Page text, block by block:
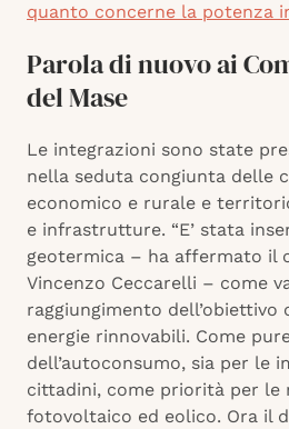
quanto concerne la potenza
Parola di nuovo ai
del Mase
Le integrazioni sono state
nella seduta congiunta delle
economico e rurale e
e infrastrutture. “E’ stata
geotermica – ha affermato il
Vincenzo Ceccarelli – come
raggiungimento dell’obiettivo
energie rinnovabili. Come
dell’autoconsumo, sia per le
cittadini, come priorità per le
fotovoltaico ed eolico. Ora il